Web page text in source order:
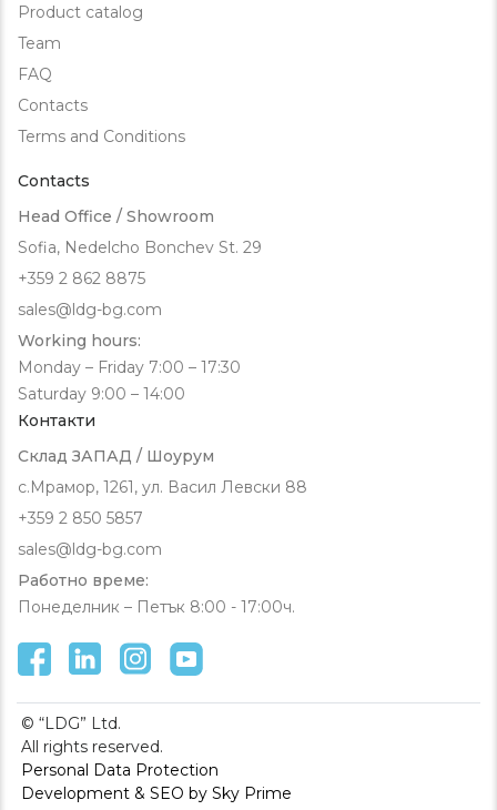
Product catalog
Team
FAQ
Contacts
Terms and Conditions
Contacts
Head Office / Showroom
Sofia, Nedelcho Bonchev St. 29
+359 2 862 8875
sales@ldg-bg.com
Working hours:
Monday – Friday 7:00 – 17:30
Saturday 9:00 – 14:00
Контакти
Склад ЗАПАД / Шоурум
с.Мрамор, 1261, ул. Васил Левски 88
+359 2 850 5857
sales@ldg-bg.com
Работно време:
Понеделник – Петък 8:00 - 17:00ч.
© “LDG” Ltd.
All rights reserved.
Personal Data Protection
Development & SEO by Sky Prime